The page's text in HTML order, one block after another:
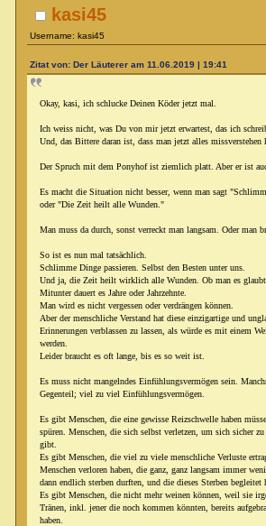
kasi45
Username: kasi45
Zitat von: Der Läuterer am 11.06.2019 | 19:41
Okay, kasi, ich schlucke Deinen Köder jetzt mal.
Ich weiss nicht, was Du von mir jetzt erwartest, das ich
Und, das Bittere daran ist, dass man jetzt alles missverstehen
Der Spruch mit dem Ponyhof ist ziemlich platt. Aber er ist
Es macht die Situation nicht besser, wenn man sagt
oder "Die Zeit heilt alle Wunden."
Man muss da durch, sonst verreckt man langsam. Oder man
So ist es nun mal tatsächlich.
Schlimme Dinge passieren. Selbst den Besten unter uns.
Und ja, die Zeit heilt wirklich alle Wunden. Ob man es glaubt
Mitunter dauert es Jahre oder Jahrzehnte.
Man wird es nicht vergessen oder verdrängen können.
Aber der menschliche Verstand hat diese einzigartige und
Erinnerungen verblassen zu lassen, als würde es mit einem
werden.
Leider braucht es oft lange, bis es so weit ist.
Es muss nicht mangelndes Einfühlungsvermögen sein.
Gegenteil; viel zu viel Einfühlungsvermögen.
Es gibt Menschen, die eine gewisse Reizschwelle haben
spüren. Menschen, die sich selbst verletzen, um sich sicher zu
gibt.
Es gibt Menschen, die viel zu viele menschliche Verluste
Menschen verloren haben, die ganz, ganz langsam immer
dann endlich sterben durften, und die dieses Sterben begleitet
Es gibt Menschen, die nicht mehr weinen können, weil sie
Tränen, inkl. jener die noch kommen könnten, bereits
haben.